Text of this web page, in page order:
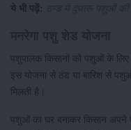
ये भी पढ़ें: ठण्ड में दुधारू पशुओं
पशुपालक किसानों को पशुओं के लिए
इस योजना से ठंड या बारिश से
मिलती है।
पशुओं का घर बनाकर किसान